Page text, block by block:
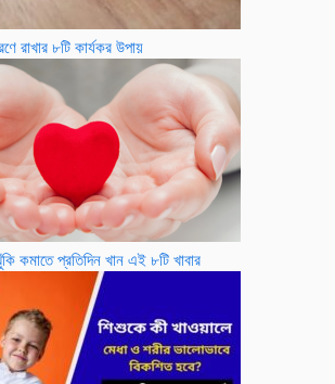
রাখার ৮টি কার্যকর উপায়
কমাতে প্রতিদিন খান এই ৮টি খাবার